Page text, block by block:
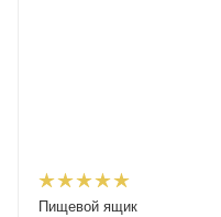
Пищевой ящик